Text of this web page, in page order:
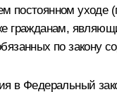
постоянном
гражданам,
по закону
в Федеральный